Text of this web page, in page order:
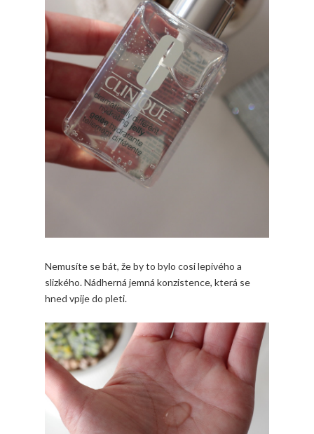
Nemusíte se bát, že by to bylo cosi lepivého a
slizkého. Nádherná jemná konzistence, která se
hned vpije do pleti.